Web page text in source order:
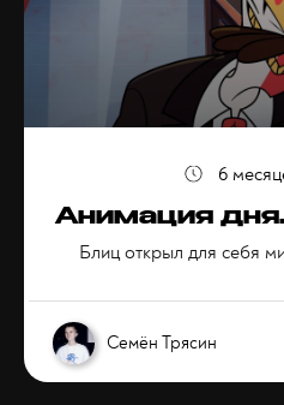
Анимация
Блиц открыл для себя
Семён Трясин
6